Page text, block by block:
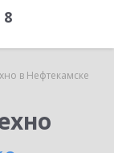
в Нефтекамске